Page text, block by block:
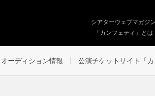
シアターウェブマガジン
「カンフェティ」とは
オーディション情報 公演チケットサイト「カ